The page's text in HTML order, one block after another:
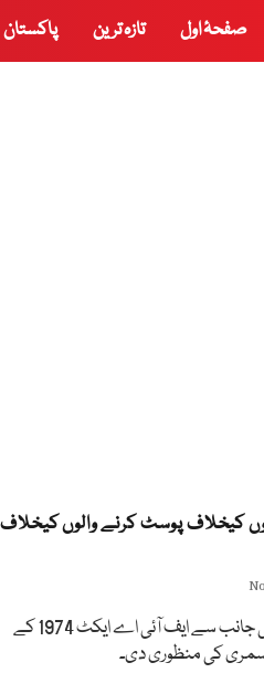
صفحۂ اول تازہ ترین پاکستان
کیخلاف پوسٹ کرنے والوں کیخلاف
وفاقی کابینہ نے وزارت داخلہ کی جانب سے ایف آئی اے ایکٹ 1974 کے
کی منظوری دی۔